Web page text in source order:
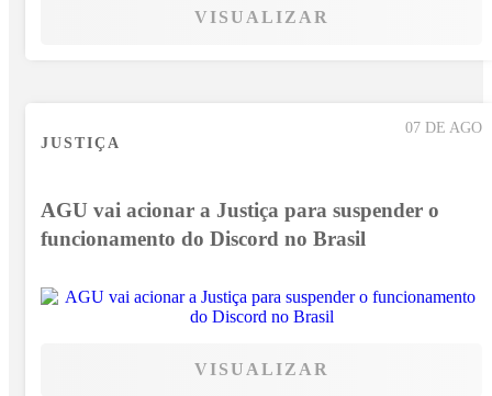
VISUALIZAR
07 DE AGO
JUSTIÇA
AGU vai acionar a Justiça para suspender o
funcionamento do Discord no Brasil
VISUALIZAR